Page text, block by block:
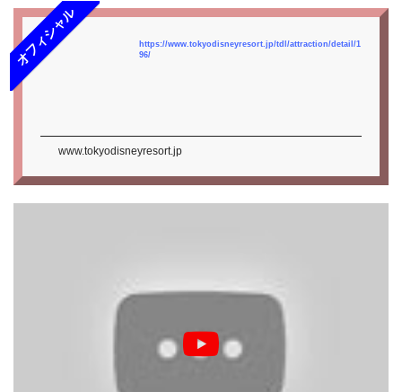
オフィシャル
https://www.tokyodisneyresort.jp/tdl/attraction/detail/1
96/
www.tokyodisneyresort.jp